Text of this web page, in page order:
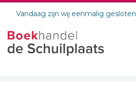
Vandaag zijn wij eenmalig gesloten